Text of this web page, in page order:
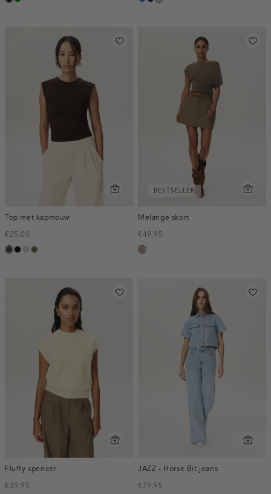
Top met kapmouw
€25.00
chocozwarttaupe,
groen,
BESTSELLER
Melange skort
€49.95
taupe,
Fluffy spencer
€39.95
JAZZ - Horse Bit jeans
€79.95